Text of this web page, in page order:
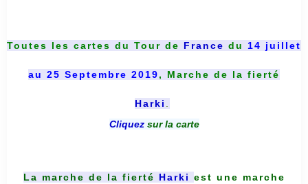
Toutes les cartes du Tour de France du 14 juillet
au 25 Septembre 2019, Marche de la fierté
Harki
Cliquez sur la carte
La marche de la fierté Harki est une marche